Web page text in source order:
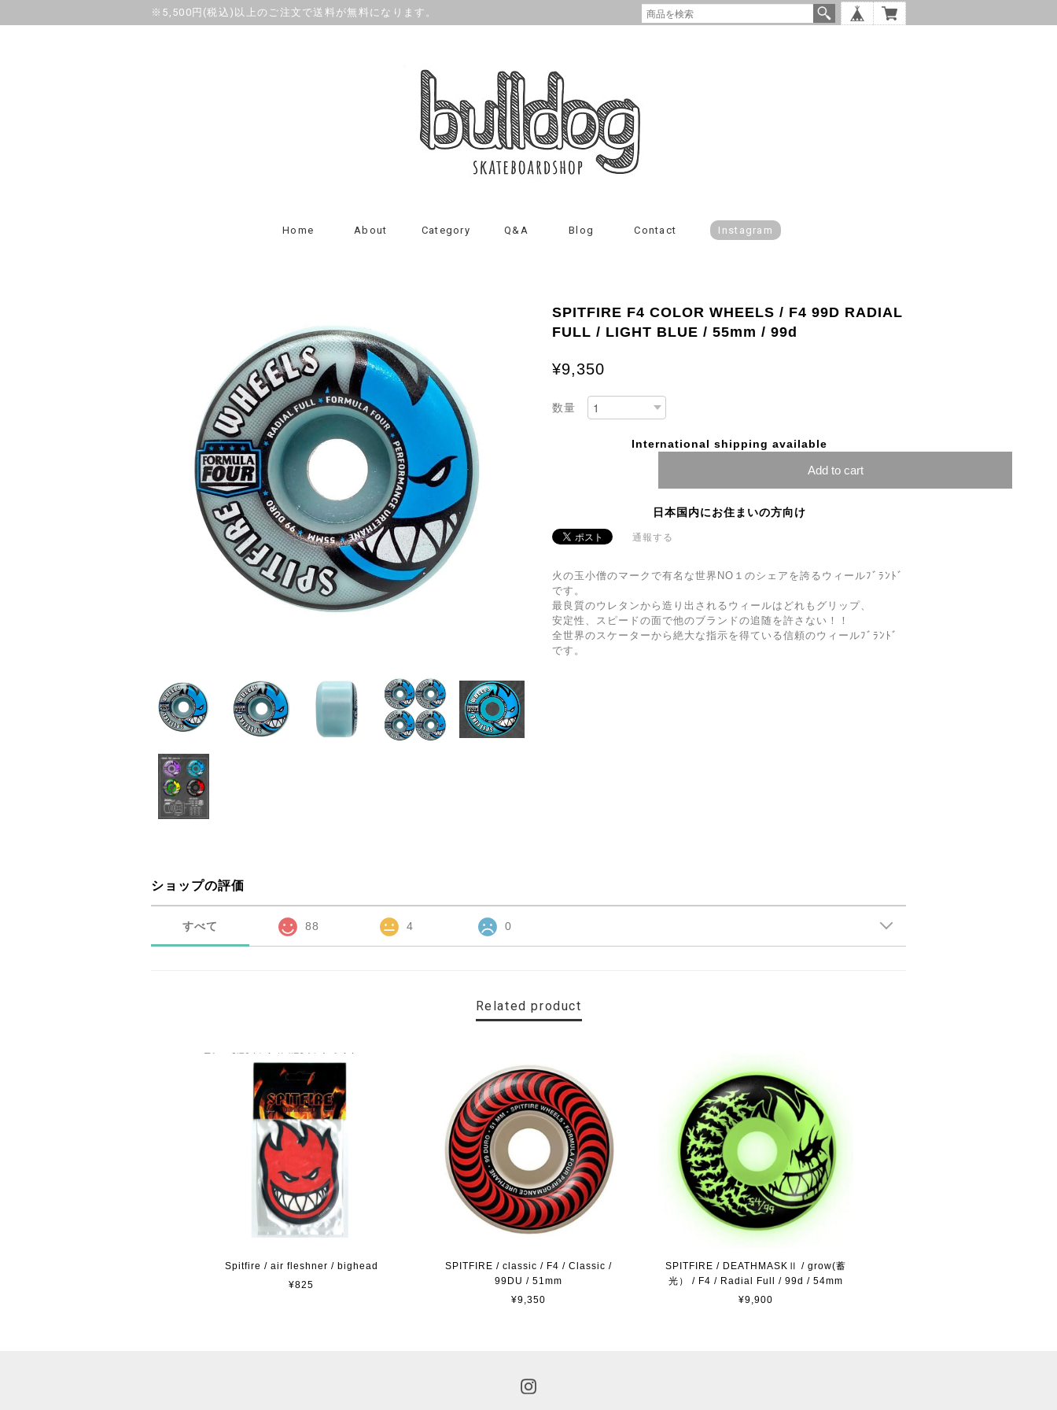
※5,500円(税込)以上のご注文で送料が無料になります。
Home About Category Q&A Blog Contact Instagram
SPITFIRE F4 COLOR WHEELS / F4 99D RADIAL
FULL / LIGHT BLUE / 55mm / 99d
¥9,350
数量
International shipping available
Add to cart
日本国内にお住まいの方向け
通報する
火の玉小僧のマークで有名な世界NO１のシェアを誇るウィールﾌﾞﾗﾝﾄﾞ
です。
最良質のウレタンから造り出されるウィールはどれもグリップ、
安定性、スピードの面で他のブランドの追随を許さない！！
全世界のスケーターから絶大な指示を得ている信頼のウィールﾌﾞﾗﾝﾄﾞ
です。
ショップの評価
すべて 88 4 0
Related product
Spitfire / air fleshner / bighead
¥825
SPITFIRE / classic / F4 / Classic /
99DU / 51mm
¥9,350
SPITFIRE / DEATHMASKⅡ / grow(蓄
光） / F4 / Radial Full / 99d / 54mm
¥9,900